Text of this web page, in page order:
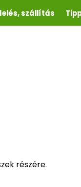
szállítás
részére.